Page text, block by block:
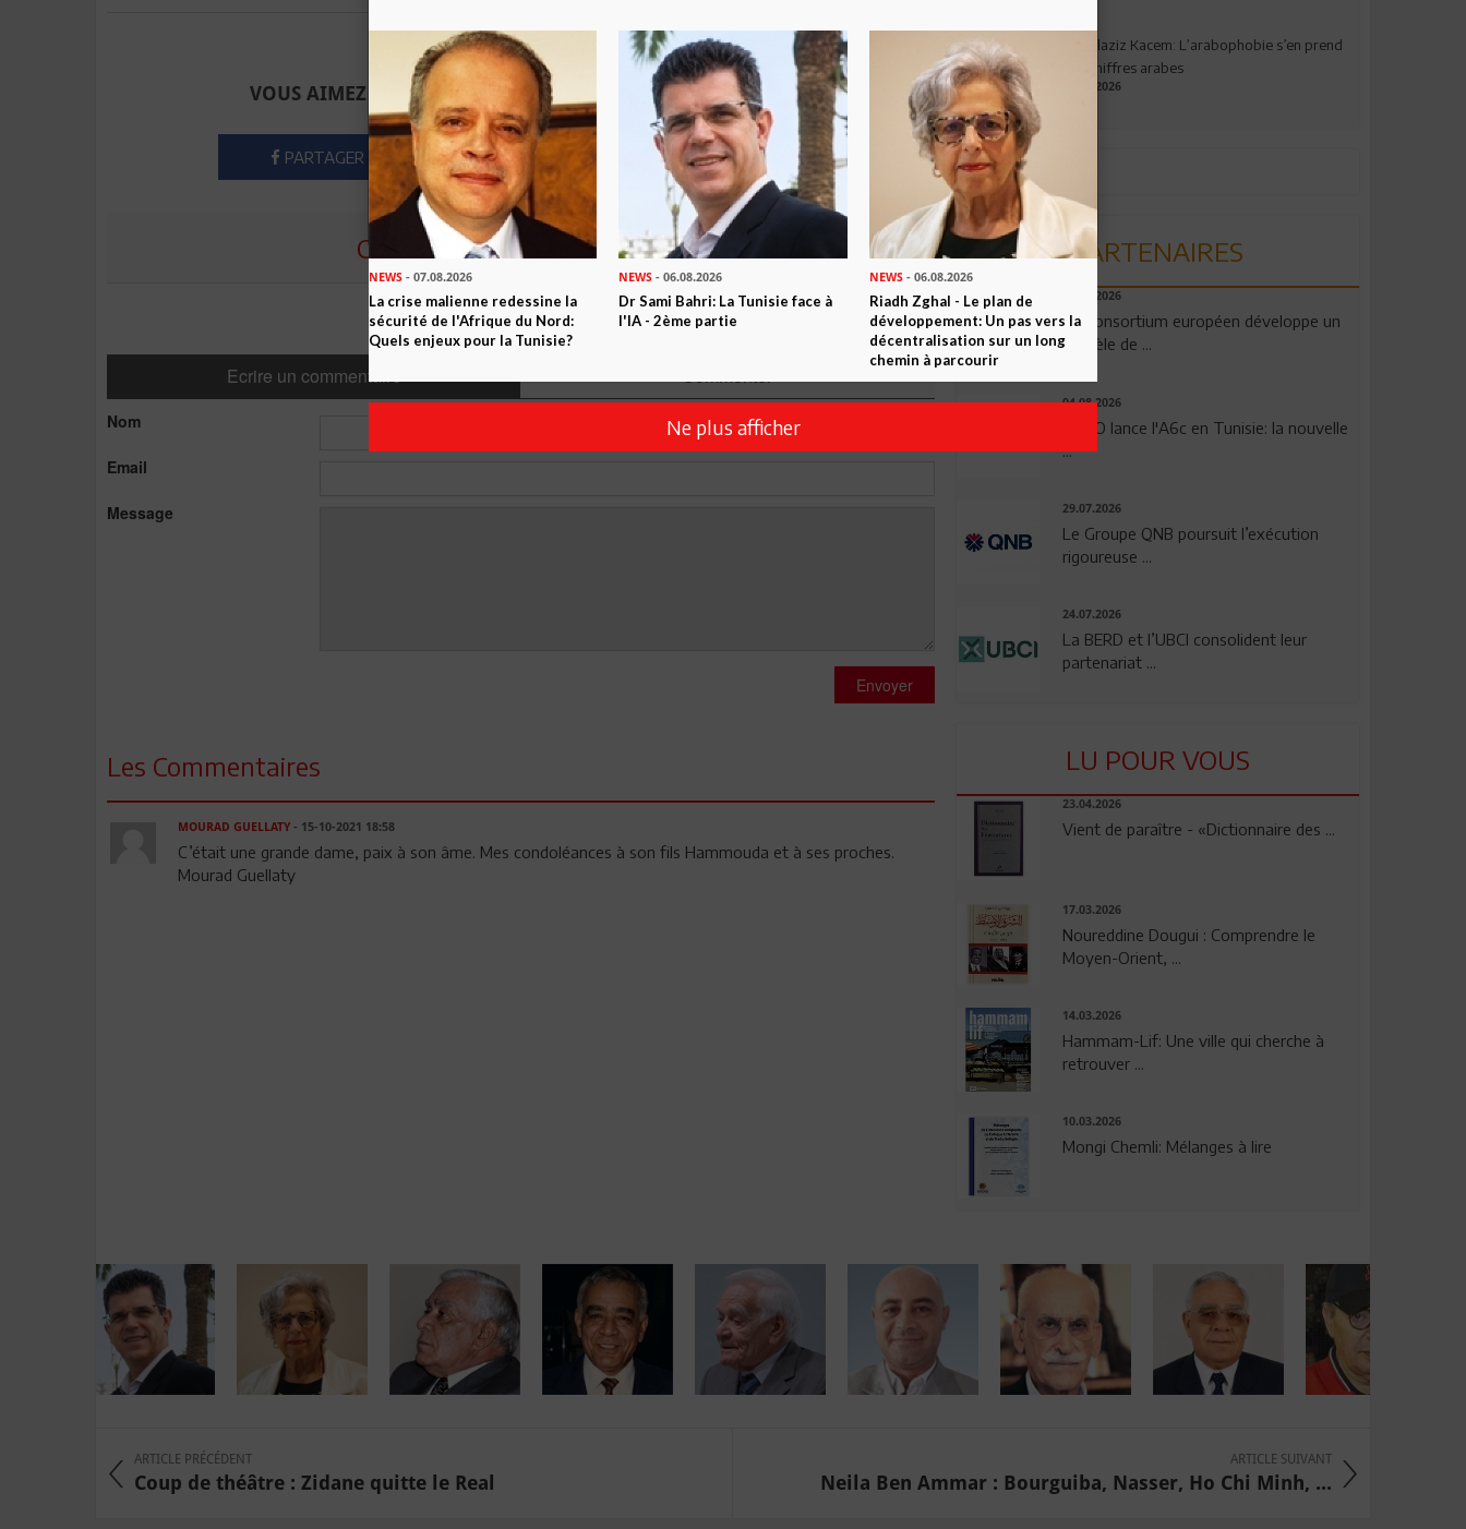
Envoyer à un ami Imprimer
VOUS AIMEZ CET ARTICLE ? PARTAGEZ-LE AVEC VOS AMIS !
PARTAGER TWEETER ABONNEZ-VOUS
COMMENTER CET ARTICLE
Commentaire
Ecrire un commentaire Commenter
Nom
Email
Message
Envoyer
Les Commentaires
MOURAD GUELLATY- 15-10-2021 18:58
C’était une grande dame, paix à son âme. Mes condoléances à son fils Hammouda et à ses proches.
Mourad Guellaty
Abdelaziz Kacem: L’arabophobie s’en prend
aux chiffres arabes
09.07.2026
PARTENAIRES
06.08.2026
Un consortium européen développe un
modèle de ...
04.08.2026
OPPO lance l'A6c en Tunisie: la nouvelle
...
29.07.2026
Le Groupe QNB poursuit l’exécution
rigoureuse ...
24.07.2026
La BERD et l’UBCI consolident leur
partenariat ...
LU POUR VOUS
23.04.2026
Vient de paraître - «Dictionnaire des ...
17.03.2026
Noureddine Dougui : Comprendre le
Moyen-Orient, ...
14.03.2026
Hammam-Lif: Une ville qui cherche à
retrouver ...
10.03.2026
Mongi Chemli: Mélanges à lire
ARTICLE PRÉCÉDENT
Coup de théâtre : Zidane quitte le Real
ARTICLE SUIVANT
Neila Ben Ammar : Bourguiba, Nasser, Ho Chi Minh, ...
NEWS - 07.08.2026
La crise malienne redessine la
sécurité de l'Afrique du Nord:
Quels enjeux pour la Tunisie?
NEWS - 06.08.2026
Dr Sami Bahri: La Tunisie face à
l'IA - 2ème partie
NEWS- 06.08.2026
Riadh Zghal - Le plan de
développement: Un pas vers la
décentralisation sur un long
chemin à parcourir
Ne plus afficher